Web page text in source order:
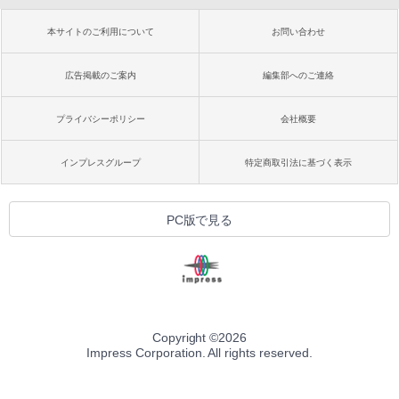
本サイトのご利用について お問い合わせ
広告掲載のご案内 編集部へのご連絡
プライバシーポリシー 会社概要
インプレスグループ 特定商取引法に基づく表示
PC版で見る
Copyright ©2026
Impress Corporation. All rights reserved.